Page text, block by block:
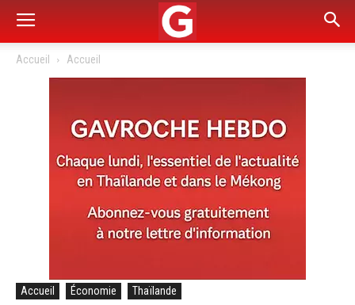
Accueil Accueil
Accueil Économie Thaïlande